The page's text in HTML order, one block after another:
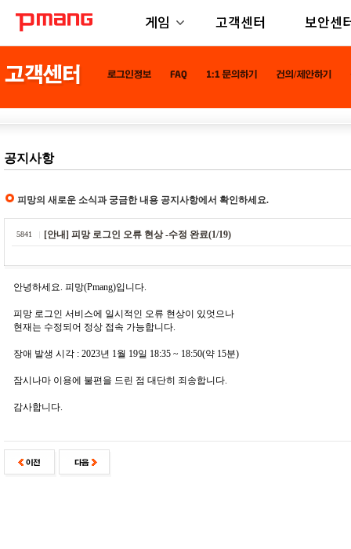
게임 고객센터 보안센
공지사항
피망의 새로운 소식과 궁금한 내용 공지사항에서 확인하세요.
5841 [안내] 피망 로그인 오류 현상 -수정 완료(1/19)
안녕하세요. 피망(Pmang)입니다.
피망 로그인 서비스에 일시적인 오류 현상이 있엇으나
현재는 수정되어 정상 접속 가능합니다.
장애 발생 시각 : 2023년 1월 19일 18:35 ~ 18:50(약 15분)
잠시나마 이용에 불편을 드린 점 대단히 죄송합니다.
감사합니다.